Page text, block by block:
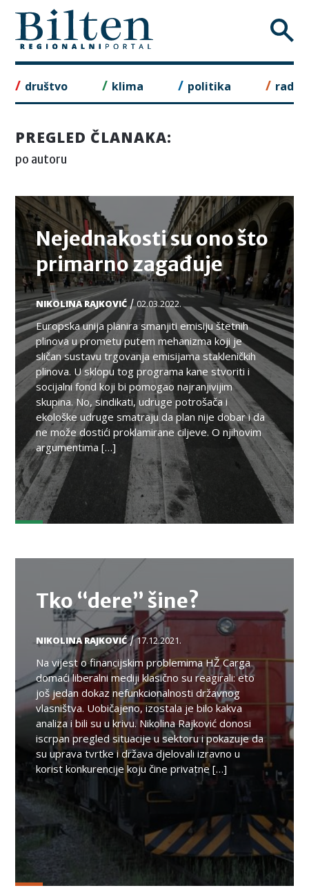
to
content
društvo klima politika rad
PREGLED ČLANAKA:
po autoru
Nejednakosti su ono što
primarno zagađuje
NIKOLINA RAJKOVIĆ / 02.03.2022.
Europska unija planira smanjiti emisiju štetnih
plinova u prometu putem mehanizma koji je
sličan sustavu trgovanja emisijama stakleničkih
plinova. U sklopu tog programa kane stvoriti i
socijalni fond koji bi pomogao najranjivijim
skupina. No, sindikati, udruge potrošača i
ekološke udruge smatraju da plan nije dobar i da
ne može dostići proklamirane ciljeve. O njihovim
argumentima […]
Tko “dere” šine?
NIKOLINA RAJKOVIĆ/17.12.2021.
Na vijest o financijskim problemima HŽ Carga
domaći liberalni mediji klasično su reagirali: eto
još jedan dokaz nefunkcionalnosti državnog
vlasništva. Uobičajeno, izostala je bilo kakva
analiza i bili su u krivu. Nikolina Rajković donosi
iscrpan pregled situacije u sektoru i pokazuje da
su uprava tvrtke i država djelovali izravno u
korist konkurencije koju čine privatne […]